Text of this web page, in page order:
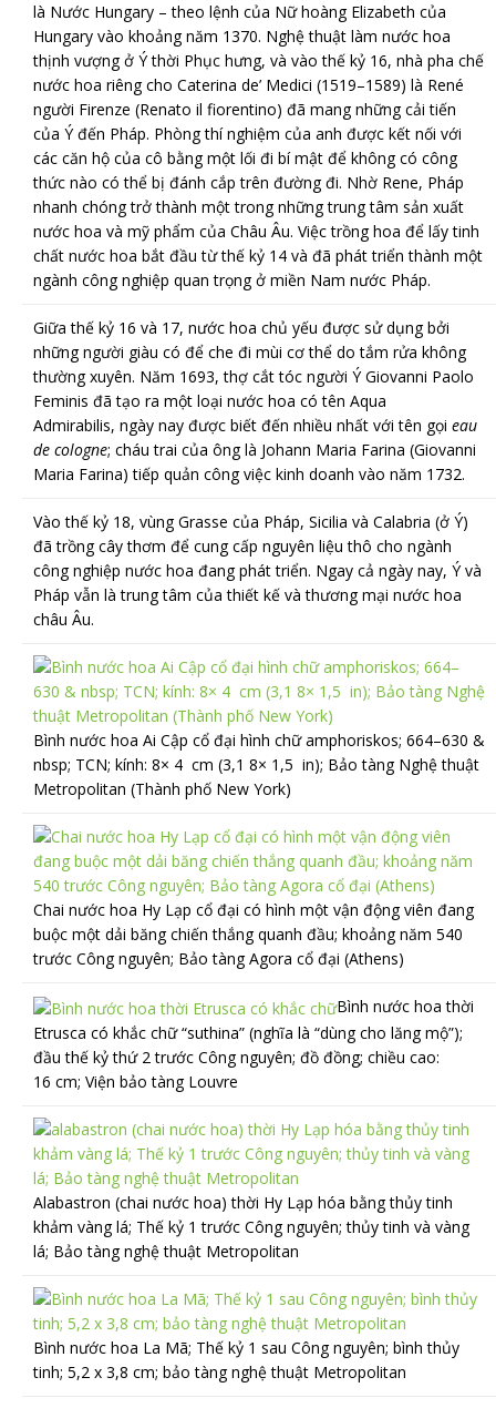
là Nước Hungary – theo lệnh của Nữ hoàng Elizabeth của
Hungary vào khoảng năm 1370. Nghệ thuật làm nước hoa
thịnh vượng ở Ý thời Phục hưng, và vào thế kỷ 16, nhà pha chế
nước hoa riêng cho Caterina de’ Medici (1519–1589) là René
người Firenze (Renato il fiorentino) đã mang những cải tiến
của Ý đến Pháp. Phòng thí nghiệm của anh được kết nối với
các căn hộ của cô bằng một lối đi bí mật để không có công
thức nào có thể bị đánh cắp trên đường đi. Nhờ Rene, Pháp
nhanh chóng trở thành một trong những trung tâm sản xuất
nước hoa và mỹ phẩm của Châu Âu. Việc trồng hoa để lấy tinh
chất nước hoa bắt đầu từ thế kỷ 14 và đã phát triển thành một
ngành công nghiệp quan trọng ở miền Nam nước Pháp.
Giữa thế kỷ 16 và 17, nước hoa chủ yếu được sử dụng bởi
những người giàu có để che đi mùi cơ thể do tắm rửa không
thường xuyên. Năm 1693, thợ cắt tóc người Ý Giovanni Paolo
Feminis đã tạo ra một loại nước hoa có tên Aqua
Admirabilis, ngày nay được biết đến nhiều nhất với tên gọi eau
de cologne; cháu trai của ông là Johann Maria Farina (Giovanni
Maria Farina) tiếp quản công việc kinh doanh vào năm 1732.
Vào thế kỷ 18, vùng Grasse của Pháp, Sicilia và Calabria (ở Ý)
đã trồng cây thơm để cung cấp nguyên liệu thô cho ngành
công nghiệp nước hoa đang phát triển. Ngay cả ngày nay, Ý và
Pháp vẫn là trung tâm của thiết kế và thương mại nước hoa
châu Âu.
Bình nước hoa Ai Cập cổ đại hình chữ amphoriskos; 664–630 &
nbsp; TCN; kính: 8× 4 cm (3,1 8× 1,5 in); Bảo tàng Nghệ thuật
Metropolitan (Thành phố New York)
Chai nước hoa Hy Lạp cổ đại có hình một vận động viên đang
buộc một dải băng chiến thắng quanh đầu; khoảng năm 540
trước Công nguyên; Bảo tàng Agora cổ đại (Athens)
Bình nước hoa thời
Etrusca có khắc chữ “suthina” (nghĩa là “dùng cho lăng mộ”);
đầu thế kỷ thứ 2 trước Công nguyên; đồ đồng; chiều cao:
16 cm; Viện bảo tàng Louvre
Alabastron (chai nước hoa) thời Hy Lạp hóa bằng thủy tinh
khảm vàng lá; Thế kỷ 1 trước Công nguyên; thủy tinh và vàng
lá; Bảo tàng nghệ thuật Metropolitan
Bình nước hoa La Mã; Thế kỷ 1 sau Công nguyên; bình thủy
tinh; 5,2 x 3,8 cm; bảo tàng nghệ thuật Metropolitan